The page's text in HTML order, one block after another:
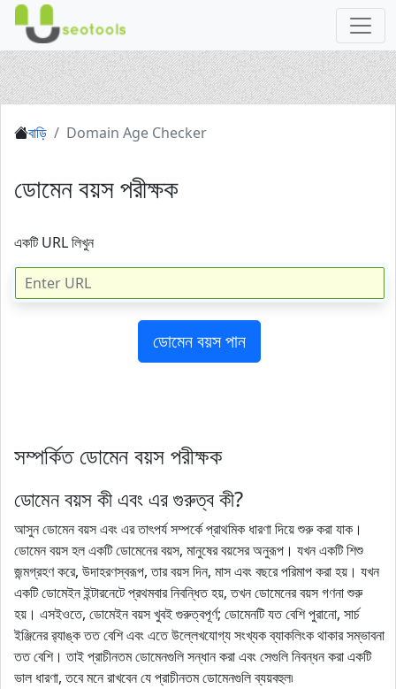
বাড়ি Domain Age Checker
ডোমেন বয়স পরীক্ষক
একটি URL লিখুন
সম্পর্কিত ডোমেন বয়স পরীক্ষক
ডোমেন বয়স কী এবং এর গুরুত্ব কী?
আসুন ডোমেন বয়স এবং এর তাৎপর্য সম্পর্কে প্রাথমিক ধারণা দিয়ে শুরু করা যাক।
ডোমেন বয়স হল একটি ডোমেনের বয়স, মানুষের বয়সের অনুরূপ। যখন একটি শিশু
জন্মগ্রহণ করে, উদাহরণস্বরূপ, তার বয়স দিন, মাস এবং বছরে পরিমাপ করা হয়। যখন
একটি ডোমেইন ইন্টারনেটে প্রথমবার নিবন্ধিত হয়, তখন ডোমেনের বয়স গণনা শুরু
হয়। এসইওতে, ডোমেইন বয়স খুবই গুরুত্বপূর্ণ; ডোমেনটি যত বেশি পুরানো, সার্চ
ইঞ্জিনের র‍্যাঙ্ক তত বেশি এবং এতে উল্লেখযোগ্য সংখ্যক ব্যাকলিংক থাকার সম্ভাবনা
তত বেশি। তাই প্রাচীনতম ডোমেনগুলি সন্ধান করা এবং সেগুলি নিবন্ধন করা একটি
ভাল ধারণা, তবে মনে রাখবেন যে প্রাচীনতম ডোমেনগুলি ব্যয়বহুল৷